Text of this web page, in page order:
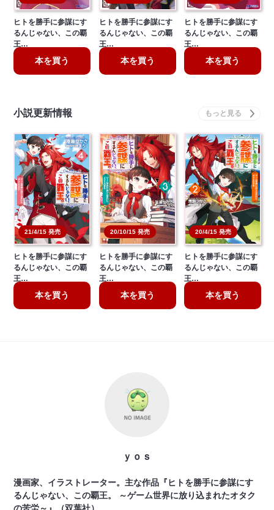
ヒトを勝手に参謀にす
るんじゃない、この覇
王…
本を買う
ヒトを勝手に参謀にす
るんじゃない、この覇
王…
本を買う
ヒトを勝手に参謀にす
るんじゃない、この覇
王…
本を買う
小説更新情報
21/4/15 発売
ヒトを勝手に参謀にす
るんじゃない、この覇
王…
本を買う
20/10/15 発売
ヒトを勝手に参謀にす
るんじゃない、この覇
王…
本を買う
20/4/15 発売
ヒトを勝手に参謀にす
るんじゃない、この覇
王…
本を買う
ｙｏｓ
漫画家、イラストレーター。主な作品『ヒトを勝手に参謀にす
るんじゃない、この覇王。 ～ゲーム世界に放り込まれたオタク